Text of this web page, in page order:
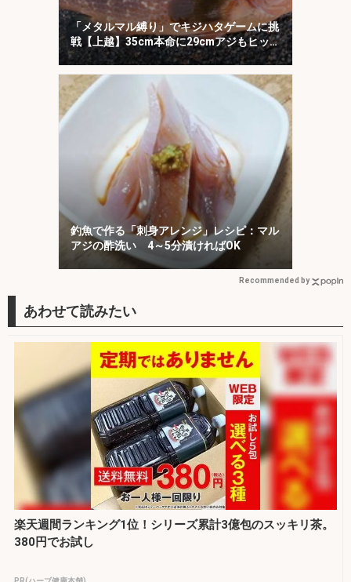
「メタルマル縛り」でキジハタゲームに挑
戦【上越】35cm本命に29cmアジもヒッ
ト！
釣魚で作る「刺身アレンジ」レシピ：マル
アジの酢洗い 4～5分漬ければOK
Recommended by
楽天週間ランキング1位！シリーズ累計3億包のスッキリ茶。
380円でお試し